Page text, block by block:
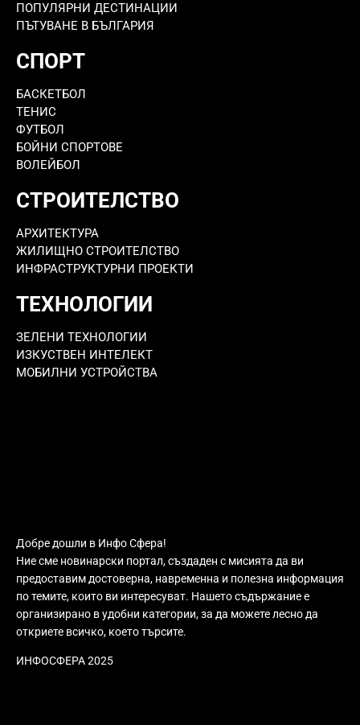
ПОПУЛЯРНИ ДЕСТИНАЦИИ
ПЪТУВАНЕ В БЪЛГАРИЯ
СПОРТ
БАСКЕТБОЛ
ТЕНИС
ФУТБОЛ
БОЙНИ СПОРТОВЕ
ВОЛЕЙБОЛ
СТРОИТЕЛСТВО
АРХИТЕКТУРА
ЖИЛИЩНО СТРОИТЕЛСТВО
ИНФРАСТРУКТУРНИ ПРОЕКТИ
ТЕХНОЛОГИИ
ЗЕЛЕНИ ТЕХНОЛОГИИ
ИЗКУСТВЕН ИНТЕЛЕКТ
МОБИЛНИ УСТРОЙСТВА
Добре дошли в Инфо Сфера!
Ние сме новинарски портал, създаден с мисията да ви
предоставим достоверна, навременна и полезна информация
по темите, които ви интересуват. Нашето съдържание е
организирано в удобни категории, за да можете лесно да
откриете всичко, което търсите.
ИНФОСФЕРА 2025